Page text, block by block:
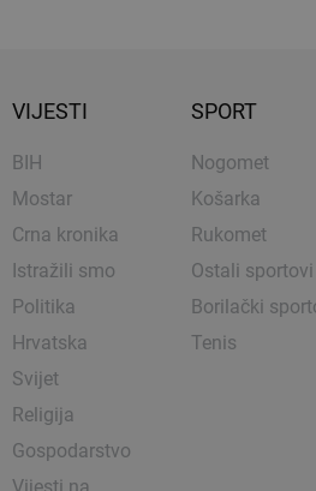
VIJESTI
BIH
Mostar
Crna kronika
Istražili smo
Politika
Hrvatska
Svijet
Religija
Gospodarstvo
SPORT
Nogomet
Košarka
Rukomet
Ostali sportovi
Borilački
Tenis